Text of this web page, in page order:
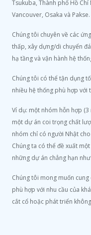
Tsukuba, Thành phố Hồ
Vancouver, Osaka và Pakse.
Chúng tôi chuyên về các
thấp, xây dựng/di chuyển
hạ tầng và vận hành hệ
Chúng tôi có thể tận dụng
nhiều hệ thống phù hợp với
Ví dụ: một nhóm hỗn hợp
một dự án coi trọng chất
nhóm chỉ có người Nhật
Chúng ta có thể đề xuất
những dự án chẳng hạn
Chúng tôi mong muốn
phù hợp với nhu cầu của
cắt cổ hoặc phát triển